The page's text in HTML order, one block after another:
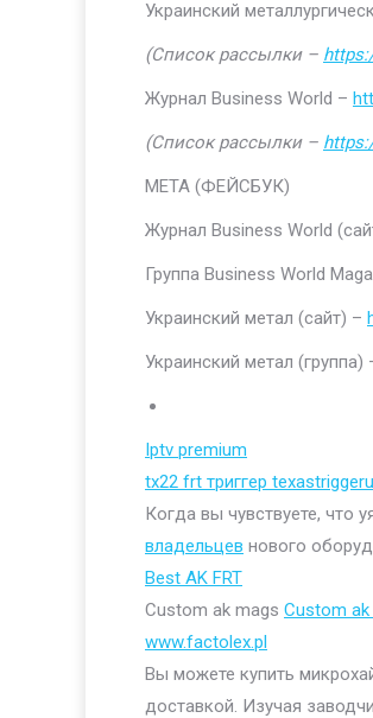
Украинский
(Список рассылки –
Журнал Business World –
(Список рассылки –
МЕТА (ФЕЙСБУК)
Журнал Business World
Группа Business World
Украинский метал (сайт) –
Украинский метал (группа)
Iptv premium
tx22 frt триггер
Когда вы чувствуете, что
владельцев нового
Best AK FRT
Custom ak mags Custom ak
www.factolex.pl
Вы можете купить
доставкой. Изучая